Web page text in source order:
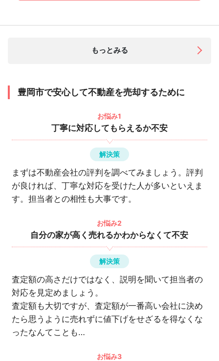
もっとみる
豊岡市で安心して不動産を売却するために
お悩み1
丁寧に対応してもらえるか不安
解決策
まずは不動産会社の評判を調べてみましょう。評判
が良ければ、丁寧な対応を受けた人が多いといえま
す。担当者との相性も大事です。
お悩み2
自分の家が高く売れるかわからなくて不安
解決策
査定額の高さだけではなく、説明を聞いて担当者の
対応を見定めましょう。
査定額も大切ですが、査定額が一番高い会社に決め
たら思うように売れずに値下げをせざるを得なくな
ったなんてことも…
お悩み3